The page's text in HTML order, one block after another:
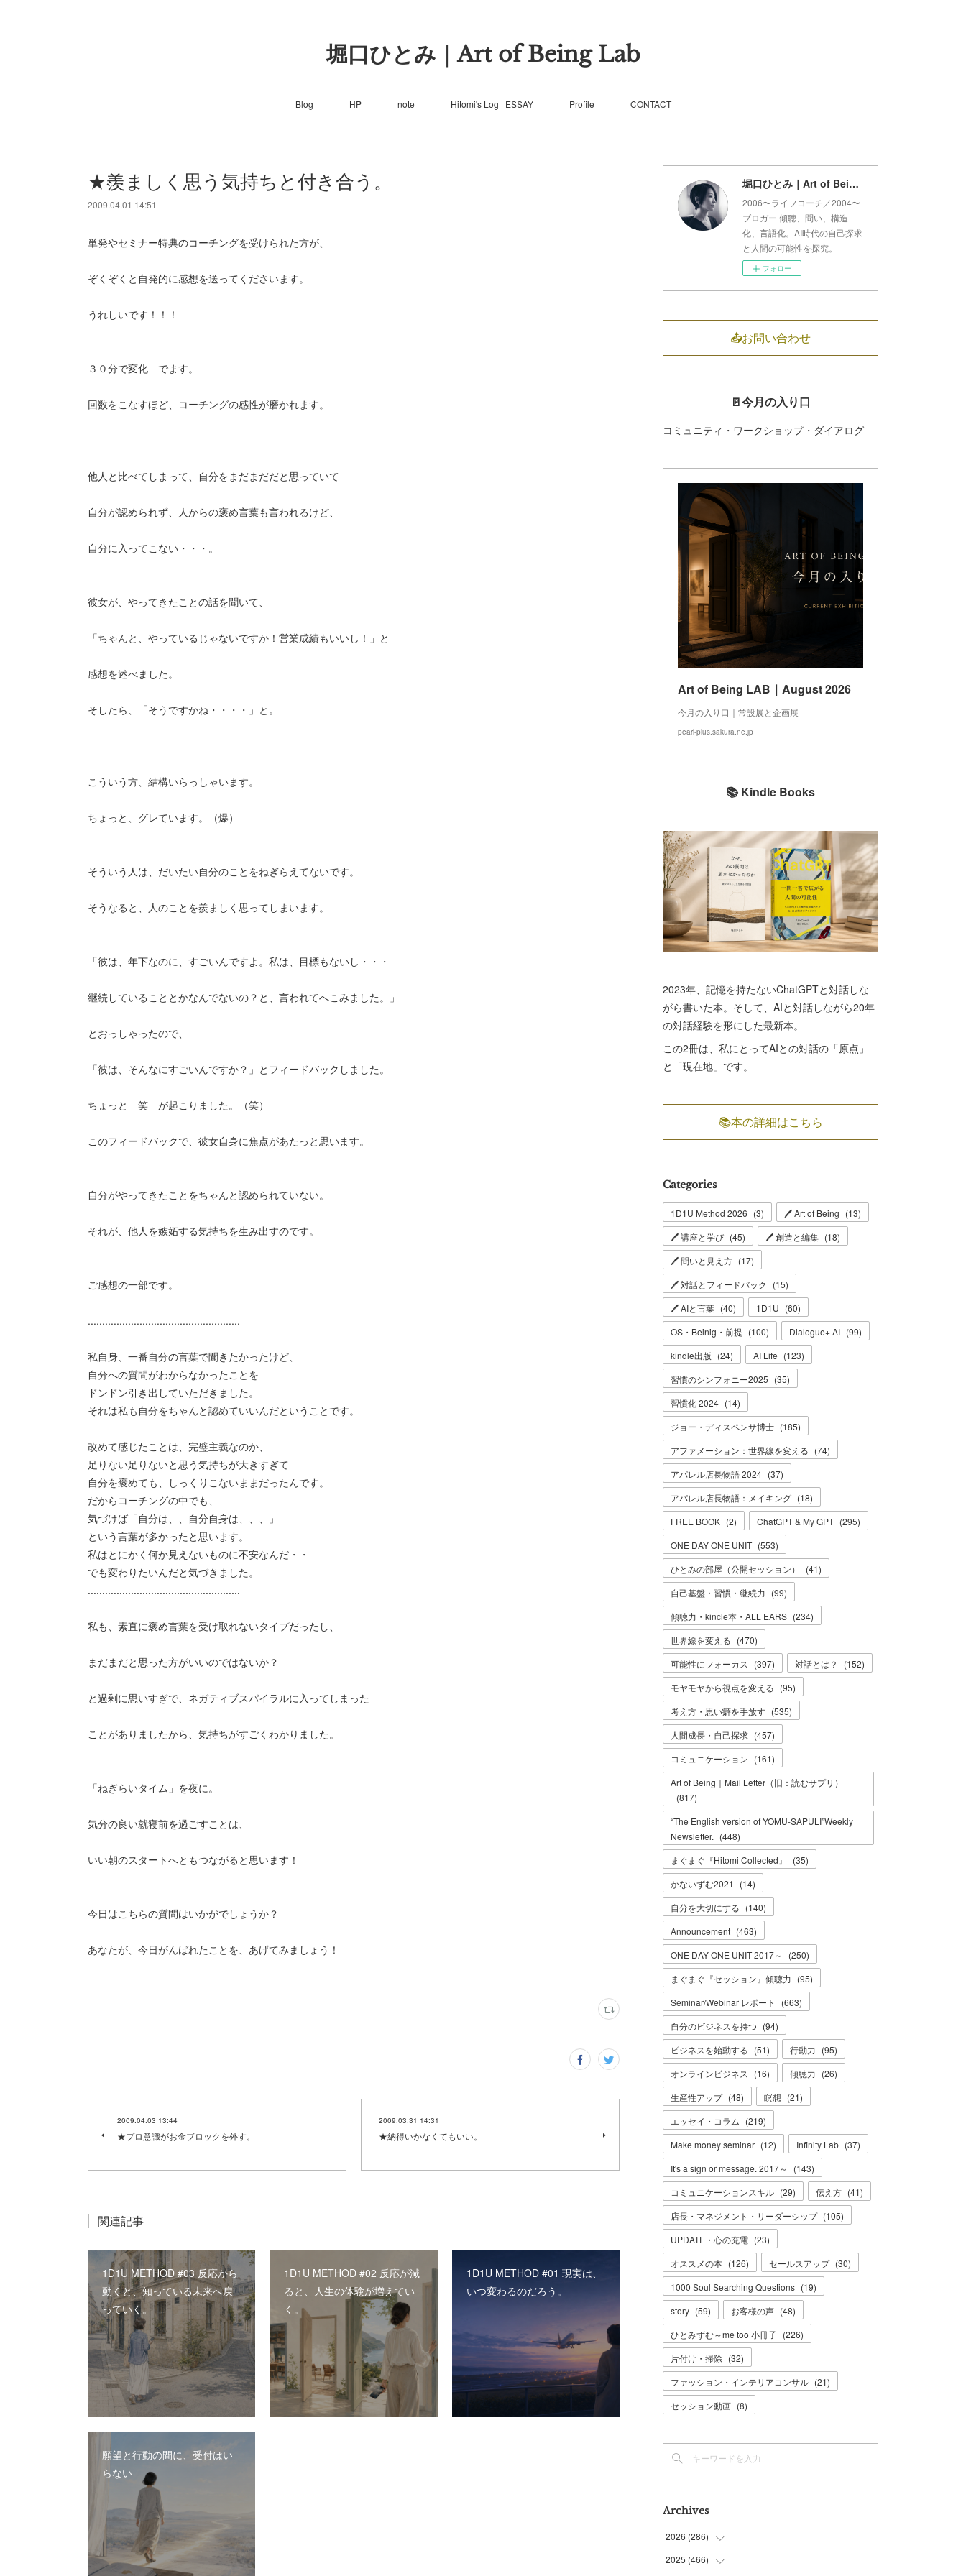
堀口ひとみ｜Art of Being Lab
Blog HP note Hitomi's Log | ESSAY Profile CONTACT
★羨ましく思う気持ちと付き合う。
2009.04.01 14:51
単発やセミナー特典のコーチングを受けられた方が、
ぞくぞくと自発的に感想を送ってくださいます。
うれしいです！！！
３０分で変化 でます。
回数をこなすほど、コーチングの感性が磨かれます。
他人と比べてしまって、自分をまだまだだと思っていて
自分が認められず、人からの褒め言葉も言われるけど、
自分に入ってこない・・・。
彼女が、やってきたことの話を聞いて、
「ちゃんと、やっているじゃないですか！営業成績もいいし！」と
感想を述べました。
そしたら、「そうですかね・・・・」と。
こういう方、結構いらっしゃいます。
ちょっと、グレています。（爆）
そういう人は、だいたい自分のことをねぎらえてないです。
そうなると、人のことを羨ましく思ってしまいます。
「彼は、年下なのに、すごいんですよ。私は、目標もないし・・・
継続していることとかなんでないの？と、言われてへこみました。」
とおっしゃったので、
「彼は、そんなにすごいんですか？」とフィードバックしました。
ちょっと 笑 が起こりました。（笑）
このフィードバックで、彼女自身に焦点があたっと思います。
自分がやってきたことをちゃんと認められていない。
それが、他人を嫉妬する気持ちを生み出すのです。
ご感想の一部です。
.....................................................
私自身、一番自分の言葉で聞きたかったけど、
自分への質問がわからなかったことを
ドンドン引き出していただきました。
それは私も自分をちゃんと認めていいんだということです。
改めて感じたことは、完璧主義なのか、
足りない足りないと思う気持ちが大きすぎて
自分を褒めても、しっくりこないままだったんです。
だからコーチングの中でも、
気づけば「自分は、、自分自身は、、、」
という言葉が多かったと思います。
私はとにかく何か見えないものに不安なんだ・・
でも変わりたいんだと気づきました。
.....................................................
私も、素直に褒め言葉を受け取れないタイプだったし、
まだまだと思った方がいいのではないか？
と過剰に思いすぎで、ネガティブスパイラルに入ってしまった
ことがありましたから、気持ちがすごくわかりました。
「ねぎらいタイム」を夜に。
気分の良い就寝前を過ごすことは、
いい朝のスタートへともつながると思います！
今日はこちらの質問はいかがでしょうか？
あなたが、今日がんばれたことを、あげてみましょう！
2009.04.03 13:44
★プロ意識がお金ブロックを外す。
2009.03.31 14:31
★納得いかなくてもいい。
関連記事
1D1U METHOD #03 反応から
動くと、知っている未来へ戻
っていく。
1D1U METHOD #02 反応が減
ると、人生の体験が増えてい
く。
1D1U METHOD #01 現実は、
いつ変わるのだろう。
願望と行動の間に、受付はい
らない
堀口ひとみ｜Art of Being Lab
2006〜ライフコーチ／2004〜
ブロガー 傾聴、問い、構造
化、言語化。AI時代の自己探求
と人間の可能性を探究。
フォロー
📤お問い合わせ
🚪今月の入り口
コミュニティ・ワークショップ・ダイアログ
Art of Being LAB｜August 2026
今月の入り口｜常設展と企画展
pearl-plus.sakura.ne.jp
📚 Kindle Books
2023年、記憶を持たないChatGPTと対話しな
がら書いた本。そして、AIと対話しながら20年
の対話経験を形にした最新本。
この2冊は、私にとってAIとの対話の「原点」
と「現在地」です。
📚本の詳細はこちら
Categories
1D1U Method 2026 (3) 🖊 Art of Being (13)
🖊 講座と学び (45) 🖊 創造と編集 (18)
🖊 問いと見え方 (17)
🖊 対話とフィードバック
(15)
🖊 AIと言葉 (40) 1D1U (60)
OS・Beinig・前提 (100) Dialogue+ AI (99)
kindle出版 (24) AI Life (123)
習慣のシンフォニー2025 (35)
習慣化 2024 (14)
ジョー・ディスペンサ博士 (185)
アファメーション：世界線を変える (74)
アパレル店長物語 2024 (37)
アパレル店長物語：メイキング (18)
FREE BOOK (2) ChatGPT & My GPT (295)
ONE DAY ONE UNIT (553)
ひとみの部屋（公開セッション）
(41)
自己基盤・習慣・継続力 (99)
傾聴力・kincle本・ALL EARS (234)
世界線を変える (470)
可能性にフォーカス
(397) 対話とは？ (152)
モヤモヤから視点を変える (95)
考え方・思い癖を手放す (535)
人間成長・自己探求 (457)
コミュニケーション (161)
Art of Being｜Mail Letter（旧：読むサプリ）
(817)
“The English version of YOMU-SAPULI”Weekly
Newsletter. (448)
まぐまぐ『Hitomi Collected』
(35)
かないずむ2021
(14)
自分を大切にする (140)
Announcement (463)
ONE DAY ONE UNIT 2017～
(250)
まぐまぐ『セッション』傾聴力 (95)
Seminar/Webinar レポート
(663)
自分のビジネスを持つ (94)
ビジネスを始動する (51) 行動力 (95)
オンラインビジネス
(16) 傾聴力 (26)
生産性アップ (48) 瞑想 (21)
エッセイ・コラム (219)
Make money seminar (12) Infinity Lab (37)
It's a sign or message. 2017～
(143)
コミュニケーションスキル (29) 伝え方 (41)
店長・マネジメント・リーダーシップ (105)
UPDATE・心の充電 (23)
オススメの本 (126) セールスアップ (30)
1000 Soul Searching Questions (19)
story (59) お客様の声 (48)
ひとみずむ～me too 小冊子 (226)
片付け・掃除 (32)
ファッション・インテリアコンサル (21)
セッション動画 (8)
Archives
2026 (286)
(7)
2025 (466)